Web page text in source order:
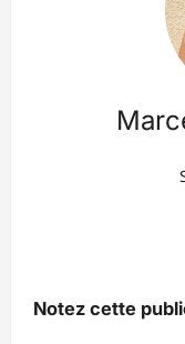
Notez cette